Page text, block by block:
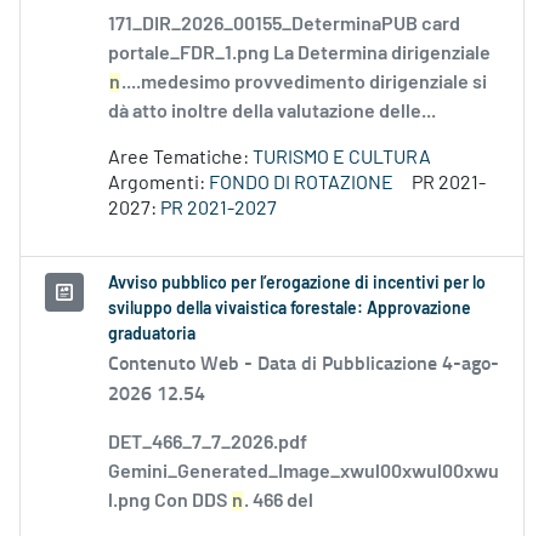
171_DIR_2026_00155_DeterminaPUB card
portale_FDR_1.png La Determina dirigenziale
n....medesimo provvedimento dirigenziale si
dà atto inoltre della valutazione delle...
Aree Tematiche: TURISMO E CULTURA
Argomenti: FONDO DI ROTAZIONE
PR 2021-
2027: PR 2021-2027
Avviso pubblico per l’erogazione di incentivi per lo
sviluppo della vivaistica forestale: Approvazione
graduatoria
Contenuto Web - Data di Pubblicazione 4-ago-
2026 12.54
DET_466_7_7_2026.pdf
Gemini_Generated_Image_xwul00xwul00xwu
l.png Con DDS n. 466 del